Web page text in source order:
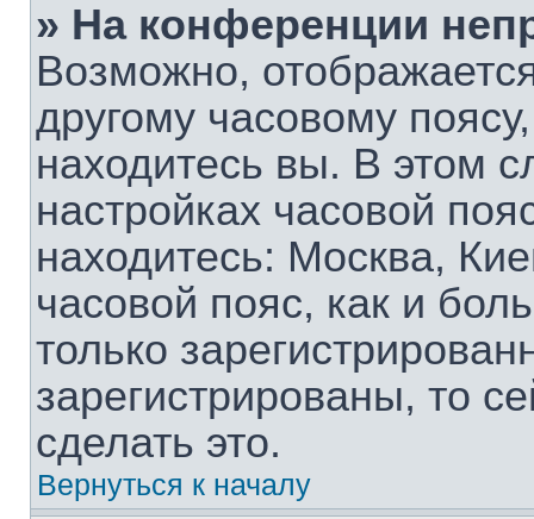
» На конференции
Возможно,
другому часовому
находитесь вы. В этом
настройках часовой
находитесь: Москва,
часовой пояс, как и
только
зарегистрированы, то
сделать это.
Вернуться к началу